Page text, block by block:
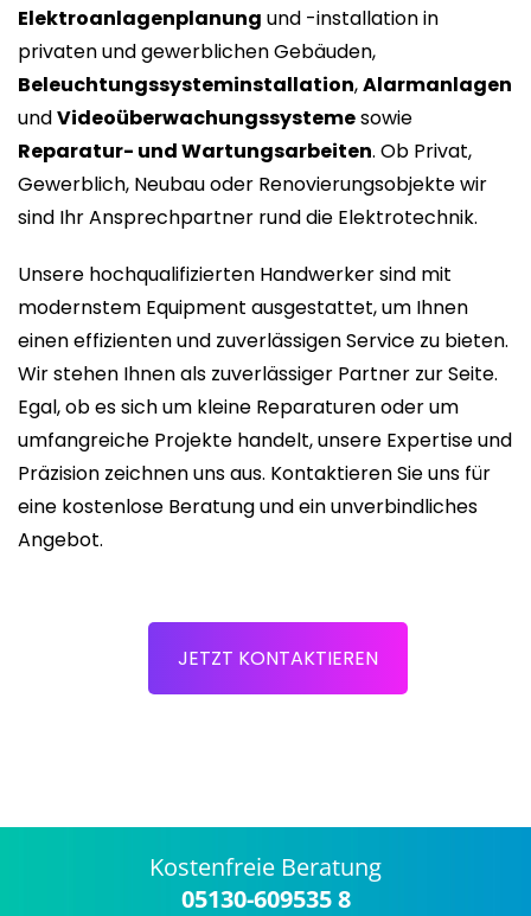
Elektroanlagenplanung und -installation in
privaten und gewerblichen Gebäuden,
Beleuchtungssysteminstallation,Alarmanlagen
undVideoüberwachungssystemesowie
Reparatur- und Wartungsarbeiten. Ob Privat,
Gewerblich, Neubau oder Renovierungsobjekte wir
sind Ihr Ansprechpartner rund die Elektrotechnik.
Unsere hochqualifizierten Handwerker sind mit
modernstem Equipment ausgestattet, um Ihnen
einen effizienten und zuverlässigen Service zu bieten.
Wir stehen Ihnen als zuverlässiger Partner zur Seite.
Egal, ob es sich um kleine Reparaturen oder um
umfangreiche Projekte handelt, unsere Expertise und
Präzision zeichnen uns aus. Kontaktieren Sie uns für
eine kostenlose Beratung und ein unverbindliches
Angebot.
JETZT KONTAKTIEREN
Kostenfreie Beratung
05130-609535 8